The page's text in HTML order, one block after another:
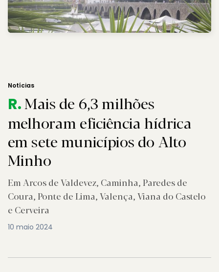
Notícias
R.Mais de 6,3 milhões
melhoram eficiência hídrica
em sete municípios do Alto
Minho
Em Arcos de Valdevez, Caminha, Paredes de
Coura, Ponte de Lima, Valença, Viana do Castelo
e Cerveira
10 maio 2024